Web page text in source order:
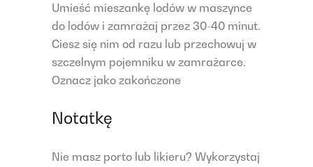
Umieść mieszankę lodów w maszynce
do lodów i zamrażaj przez 30-40 minut.
Ciesz się nim od razu lub przechowuj w
szczelnym pojemniku w zamrażarce.
Oznacz jako zakończone
Notatkę
Nie masz porto lub likieru? Wykorzystaj